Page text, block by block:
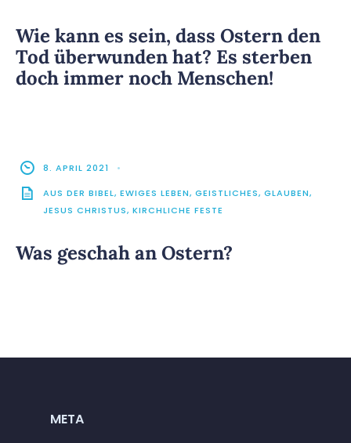
Wie kann es sein, dass Ostern den
Tod überwunden hat? Es sterben
doch immer noch Menschen!
8. APRIL 2021
•
AUS DER BIBEL, EWIGES LEBEN, GEISTLICHES, GLAUBEN,
JESUS CHRISTUS, KIRCHLICHE FESTE
Was geschah an Ostern?
META